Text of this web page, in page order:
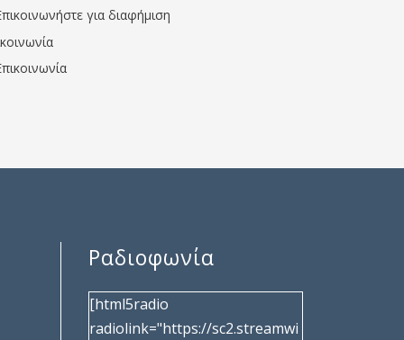
για διαφήμιση
Ραδιοφωνία
[html5radio
radiolink="https://sc2.streamwi